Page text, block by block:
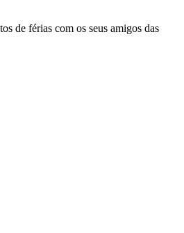
de férias com os seus amigos das